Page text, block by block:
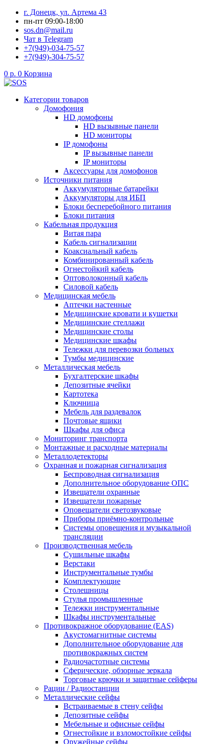
Перейти
содержимому
г. Донецк, ул. Артема 43
пн-пт 09:00-18:00
sos.dn@mail.ru
Чат в Telegram
+7(949)-034-75-57
+7(949)-304-75-57
0 р. 0 Корзина
Категории товаров
Домофония
HD домофоны
HD вызывные панели
HD мониторы
IP домофоны
IP вызывные панели
IP мониторы
Аксессуары для домофонов
Источники питания
Аккумуляторные батарейки
Аккумуляторы для ИБП
Блоки бесперебойного питания
Блоки питания
Кабельная продукция
Витая пара
Кабель сигнализации
Коаксиальный кабель
Комбинированный кабель
Огнестойкий кабель
Оптоволоконный кабель
Силовой кабель
Медицинская мебель
Аптечки настенные
Медицинские кровати и кушетки
Медицинские стеллажи
Медицинские столы
Медицинские шкафы
Тележки для перевозки больных
Тумбы медицинские
Металлическая мебель
Бухгалтерские шкафы
Депозитные ячейки
Картотека
Ключница
Мебель для раздевалок
Почтовые ящики
Шкафы для офиса
Мониторинг транспорта
Монтажные и расходные материалы
Металлодетекторы
Охранная и пожарная сигнализация
Беспроводная сигнализация
Дополнительное оборудование ОПС
Извещатели охранные
Извещатели пожарные
Оповещатели светозвуковые
Приборы приёмно-контрольные
Системы оповещения и музыкальной
трансляции
Производственная мебель
Cушильные шкафы
Верстаки
Инструментальные тумбы
Комплектующие
Столешницы
Стулья промышленные
Тележки инструментальные
Шкафы инструментальные
Противокражное оборудование (EAS)
Акустомагнитные системы
Дополнительное оборудование для
противокражных систем
Радиочастотные системы
Сферические, обзорные зеркала
Торговые крючки и защитные сейферы
Рации / Радиостанции
Металлические сейфы
Встраиваемые в стену сейфы
Депозитные сейфы
Мебельные и офисные сейфы
Огнестойкие и взломостойкие сейфы
Оружейные сейфы